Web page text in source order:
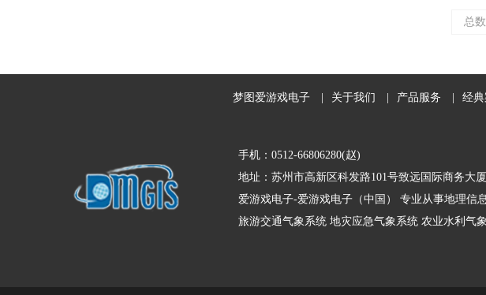
总
梦图爱游戏电子 关于我们 产品服务 经典
手机：0512-66806280(赵)
地址：苏州市高新区科发路101号致远国际商务大
爱游戏电子-爱游戏电子（中国） 专业从事地理信
旅游交通气象系统 地灾应急气象系统 农业水利气